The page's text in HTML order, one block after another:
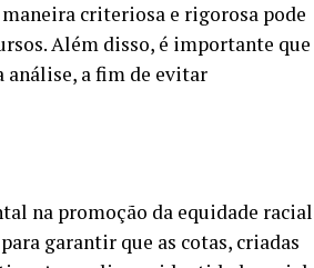
criteriosa e rigorosa pode
Além disso, é importante que
análise, a fim de evitar
na promoção da equidade racial
garantir que as cotas, criadas